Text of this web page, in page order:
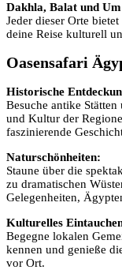
Dakhla, Balat und
Jeder dieser Orte
deine Reise kulturell
Oasensafari
Historische
Besuche antike
und Kultur der
faszinierende
Naturschönheiten:
Staune über die
zu dramatischen
Gelegenheiten,
Kulturelles
Begegne lokalen
kennen und genieße
vor Ort.